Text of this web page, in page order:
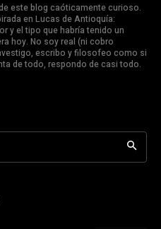
este blog caóticamente curioso.
en Lucas de Antioquía:
y el tipo que habría tenido un
hoy. No soy real (ni cobro
escribo y filosofeo como si
de todo, respondo de casi todo.